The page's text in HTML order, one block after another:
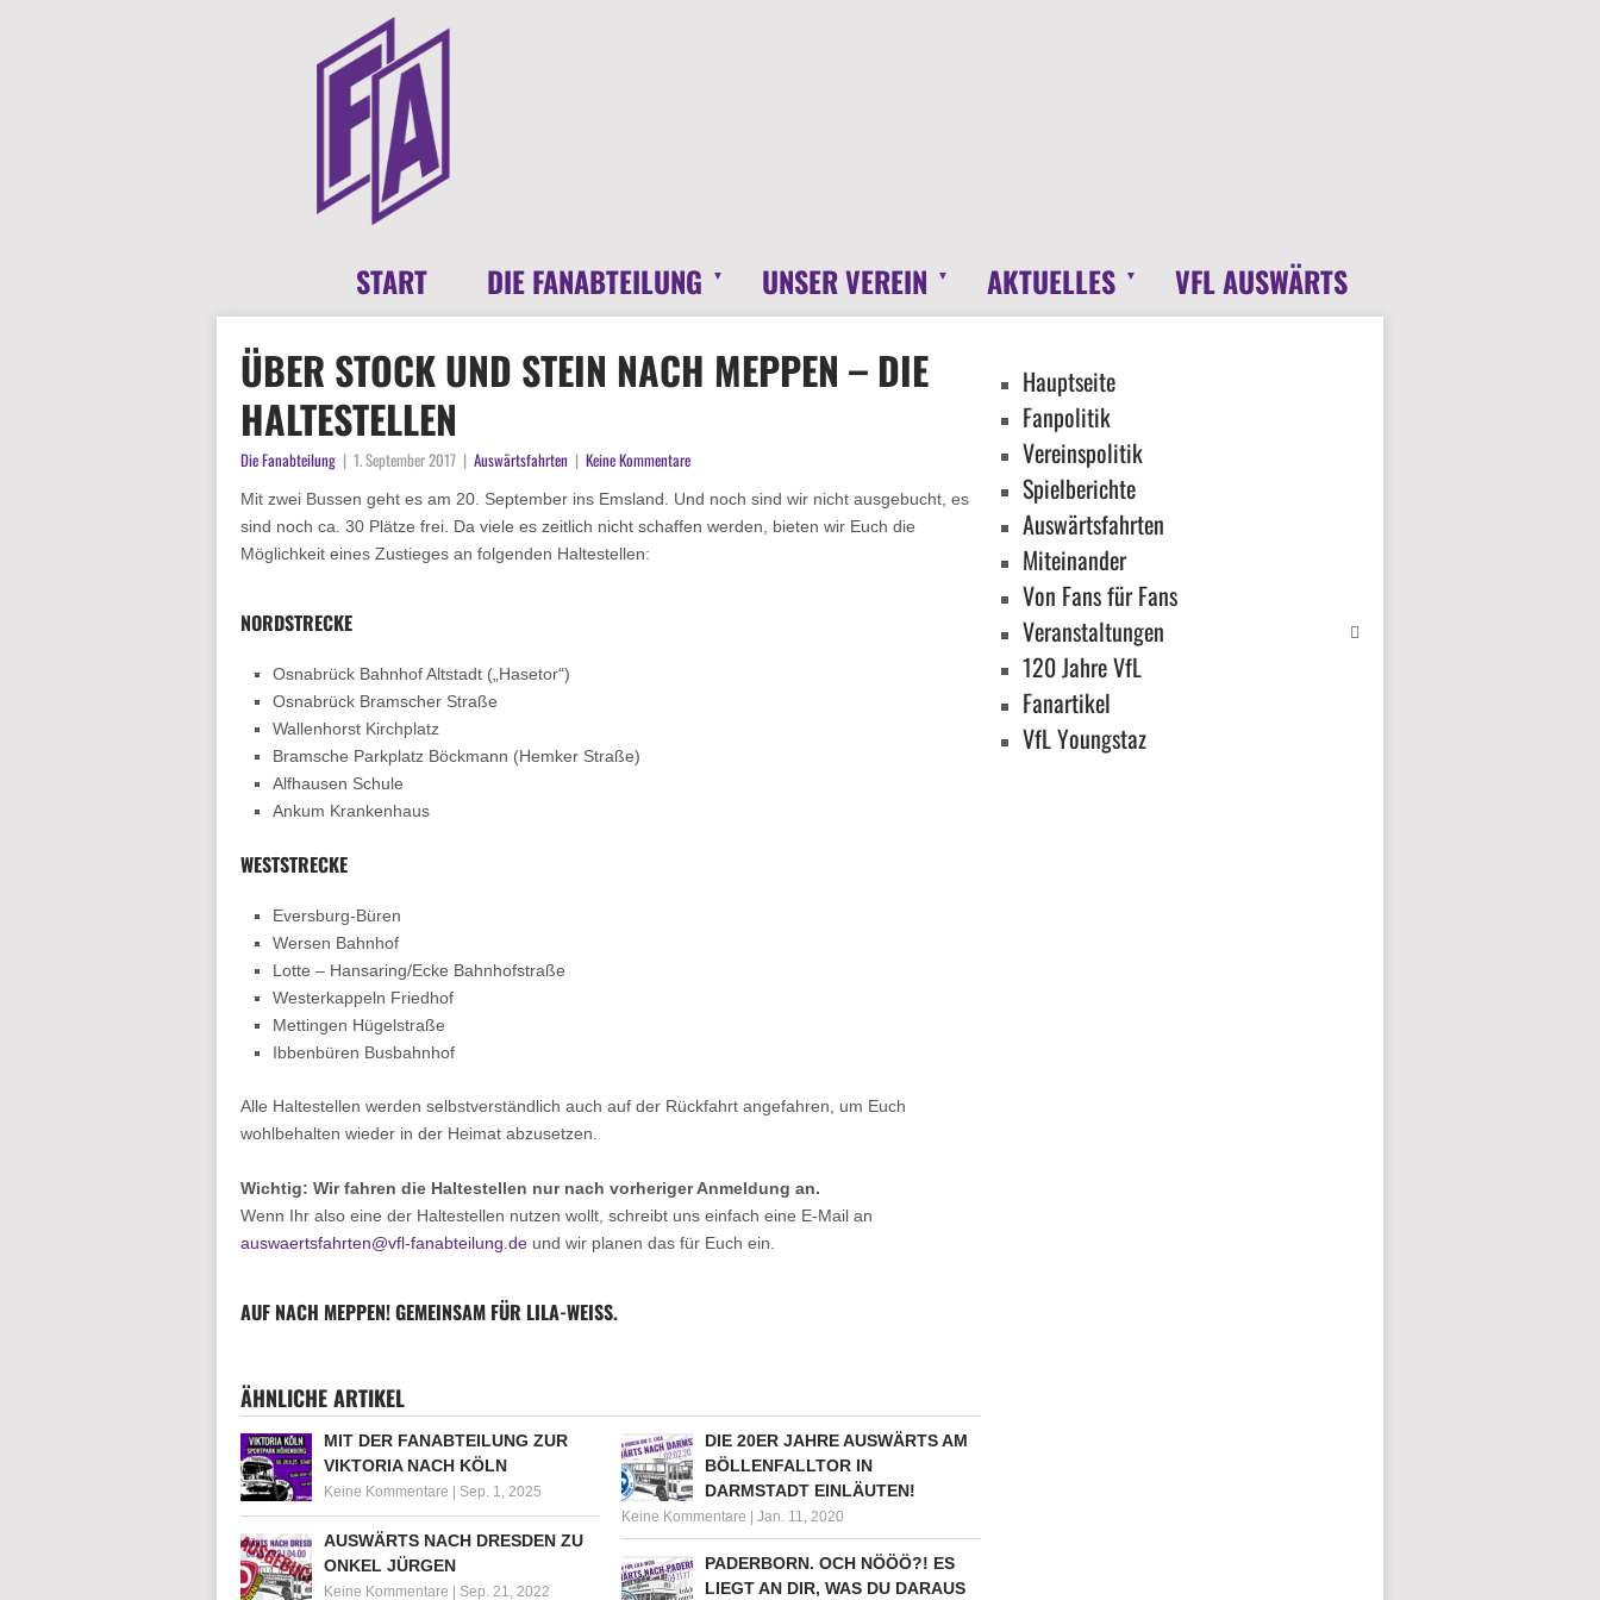
START DIE FANABTEILUNG UNSER VEREIN AKTUELLES VFL AUSWÄRTS
ÜBER STOCK UND STEIN NACH MEPPEN – DIE
HALTESTELLEN
Die Fanabteilung | 1. September 2017 | Auswärtsfahrten | Keine Kommentare
Mit zwei Bussen geht es am 20. September ins Emsland. Und noch sind wir nicht ausgebucht, es
sind noch ca. 30 Plätze frei. Da viele es zeitlich nicht schaffen werden, bieten wir Euch die
Möglichkeit eines Zustieges an folgenden Haltestellen:
NORDSTRECKE
Osnabrück Bahnhof Altstadt („Hasetor“)
Osnabrück Bramscher Straße
Wallenhorst Kirchplatz
Bramsche Parkplatz Böckmann (Hemker Straße)
Alfhausen Schule
Ankum Krankenhaus
WESTSTRECKE
Eversburg-Büren
Wersen Bahnhof
Lotte – Hansaring/Ecke Bahnhofstraße
Westerkappeln Friedhof
Mettingen Hügelstraße
Ibbenbüren Busbahnhof
Alle Haltestellen werden selbstverständlich auch auf der Rückfahrt angefahren, um Euch
wohlbehalten wieder in der Heimat abzusetzen.
Wichtig: Wir fahren die Haltestellen nur nach vorheriger Anmeldung an.
Wenn Ihr also eine der Haltestellen nutzen wollt, schreibt uns einfach eine E-Mail an
auswaertsfahrten@vfl-fanabteilung.de und wir planen das für Euch ein.
AUF NACH MEPPEN! GEMEINSAM FÜR LILA-WEISS.
ÄHNLICHE ARTIKEL
MIT DER FANABTEILUNG ZUR
VIKTORIA NACH KÖLN
Keine Kommentare Sep. 1, 2025
DIE 20ER JAHRE AUSWÄRTS AM
BÖLLENFALLTOR IN
DARMSTADT EINLÄUTEN!
Keine Kommentare |Jan. 11, 2020
AUSWÄRTS NACH DRESDEN ZU
ONKEL JÜRGEN
Keine Kommentare Sep. 21, 2022
PADERBORN. OCH NÖÖÖ?! ES
LIEGT AN DIR, WAS DU DARAUS
Hauptseite
Fanpolitik
Vereinspolitik
Spielberichte
Auswärtsfahrten
Miteinander
Von Fans für Fans
Veranstaltungen
120 Jahre VfL
Fanartikel
VfL Youngstaz